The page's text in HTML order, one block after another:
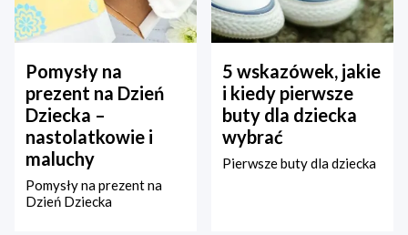
Pomysły na
prezent na Dzień
Dziecka –
nastolatkowie i
maluchy
Pomysły na prezent na
Dzień Dziecka
5 wskazówek, jakie
i kiedy pierwsze
buty dla dziecka
wybrać
Pierwsze buty dla dziecka